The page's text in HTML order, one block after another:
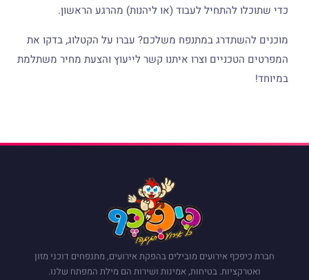
כדי שתוכלו להתחיל לעבוד (או ליהנות) מהרגע הראשון.
מוכנים להשתדרג במתנפח משלכם? עברו על הקטלוג, בדקו את
המפרטים הטכניים וצרו איתנו קשר לייעוץ והצעת מחיר משתלמת
במיוחד!
חברת כיפכף אירועים מובילים בהפקת אירועים, מתנפחים דוכני מזון
ואטרקציות. בטיחות, אמינות ושירות הם מילת המפתח שלנו.